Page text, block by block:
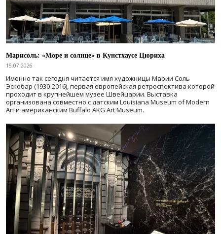
Марисоль: «Море и солнце» в Кунстхаусе Цюриха
15.07.2026
Именно так сегодня читается имя художницы Марии Соль
Эскобар (1930-2016), первая европейская ретроспектива которой
проходит в крупнейшем музее Швейцарии. Выставка
организована совместно с датским Louisiana Museum of Modern
Art и американским Buffalo AKG Art Museum.